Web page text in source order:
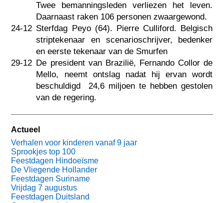
Twee bemanningsleden verliezen het leven.
Daarnaast raken 106 personen zwaargewond.
24-12 Sterfdag Peyo (64). Pierre Culliford. Belgisch
striptekenaar en scenarioschrijver, bedenker
en eerste tekenaar van de Smurfen
29-12 De president van Brazilië, Fernando Collor de
Mello, neemt ontslag nadat hij ervan wordt
beschuldigd  24,6 miljoen te hebben gestolen
van de regering.
Actueel
Verhalen voor kinderen vanaf 9 jaar
Sprookjes top 100
Feestdagen Hindoeïsme
De Vliegende Hollander
Feestdagen Suriname
Vrijdag 7 augustus
Feestdagen Duitsland